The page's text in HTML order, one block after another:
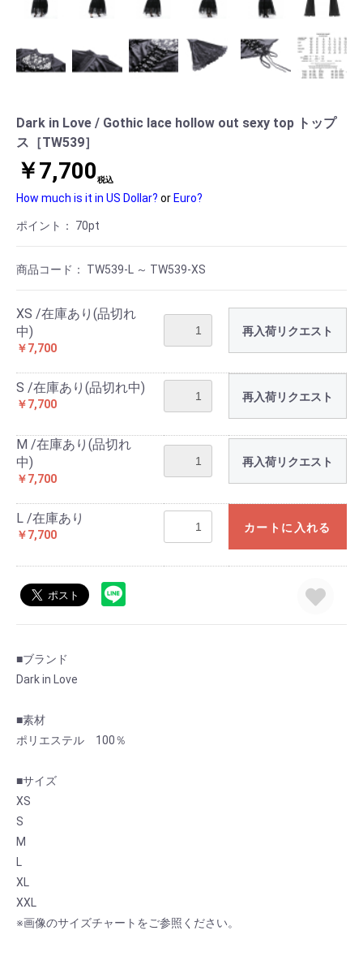
Dark in Love / Gothic lace hollow out sexy top トップ
ス［TW539］
￥7,700税込
How much is it in US Dollar? or Euro?
ポイント： 70pt
商品コード： TW539-L ～ TW539-XS
XS /在庫あり(品切れ
中)
￥7,700
再入荷リクエスト
S /在庫あり(品切れ中)
￥7,700
再入荷リクエスト
M /在庫あり(品切れ
中)
￥7,700
再入荷リクエスト
L /在庫あり
￥7,700
カートに入れる
■ブランド
Dark in Love
■素材
ポリエステル 100％
■サイズ
XS
S
M
L
XL
XXL
※画像のサイズチャートをご参照ください。